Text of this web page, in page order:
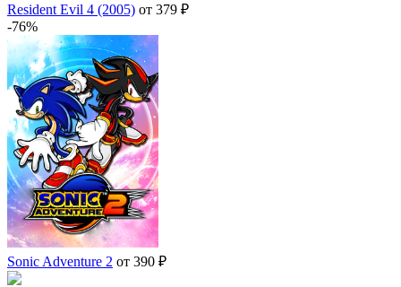
Resident Evil 4 (2005) от 379 ₽
-76%
Sonic Adventure 2 от 390 ₽